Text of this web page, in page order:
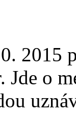
2015
Jde o